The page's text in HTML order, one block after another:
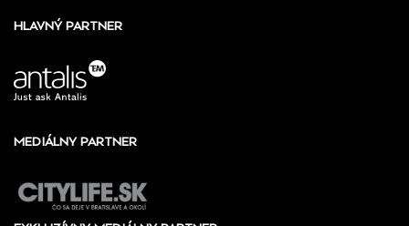
HLAVNÝ PARTNER
MEDIÁLNY PARTNER